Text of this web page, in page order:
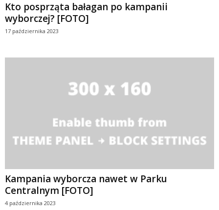
Kto posprząta bałagan po kampanii
wyborczej? [FOTO]
17 października 2023
Kampania wyborcza nawet w Parku
Centralnym [FOTO]
4 października 2023